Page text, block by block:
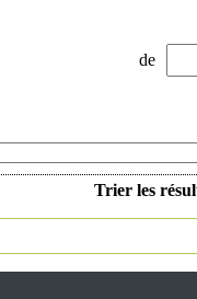
de
Trier les